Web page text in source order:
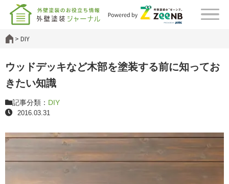
DIY
ウッドデッキなど木部を塗装する前に知ってお
きたい知識
記事分類： DIY
2016.03.31